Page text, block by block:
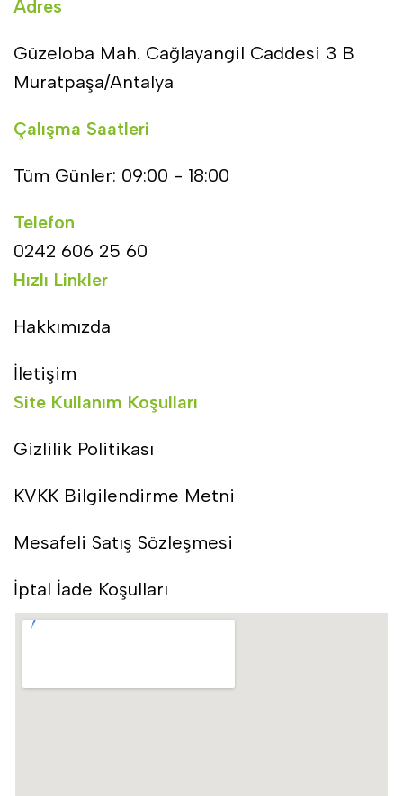
Adres
Güzeloba Mah. Cağlayangil Caddesi 3 B
Muratpaşa/Antalya
Çalışma Saatleri
Tüm Günler: 09:00 - 18:00
Telefon
0242 606 25 60
Hızlı Linkler
Hakkımızda
İletişim
Site Kullanım Koşulları
Gizlilik Politikası
KVKK Bilgilendirme Metni
Mesafeli Satış Sözleşmesi
İptal İade Koşulları